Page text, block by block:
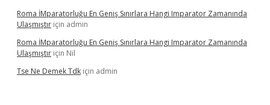
Roma İMparatorluğu En Geniş Sınırlara Hangi Imparator Zamanında
Ulaşmıştır için admin
Roma İMparatorluğu En Geniş Sınırlara Hangi Imparator Zamanında
Ulaşmıştır için Nil
Tse Ne Demek Tdk için admin